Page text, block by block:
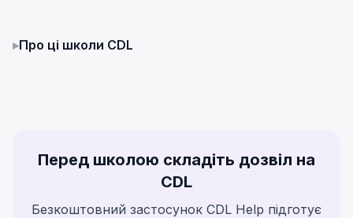
▸Про ці школи CDL
Перед школою складіть дозвіл на
CDL
Безкоштовний застосунок CDL Help підготує